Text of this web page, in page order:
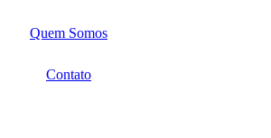
Quem Somos
Contato